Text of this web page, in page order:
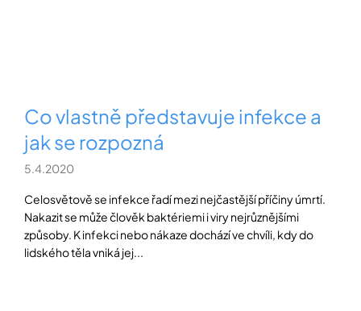
Co vlastně představuje infekce a
jak se rozpozná
5.4.2020
Celosvětově se infekce řadí mezi nejčastější příčiny úmrtí.
Nakazit se může člověk baktériemi i viry nejrůznějšími
způsoby. K infekci nebo nákaze dochází ve chvíli, kdy do
lidského těla vniká jej...